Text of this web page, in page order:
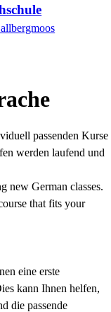
passenden Kurse
werden laufend und
new German classes.
that fits your
eine erste
kann Ihnen helfen,
die passende